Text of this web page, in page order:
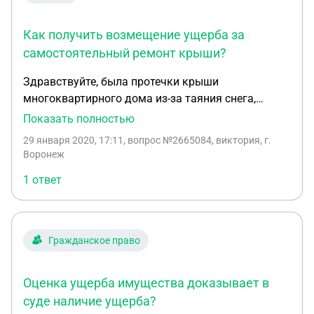
Как получить возмещение ущерба за
самостоятельный ремонт крыши?
Здравствуйте, была протечки крыши
многоквартирного дома из-за таяния снега,
потом из-за обильных дождей, обращалась в УК,
пришли с ГЖИ, составили акт о залитии,
соглашение на возмещение ущерба в 9,5тыс руб,
после подписания соглашения прошло уже 3 мес,
денег нет, как быть?
Показать полностью
29 января 2020, 17:11 , вопрос №2665084, виктория, г.
Воронеж
1 ответ
Гражданское право
Оценка ущерба имущества доказывает в
суде наличие ущерба?